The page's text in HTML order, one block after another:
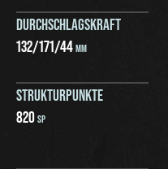
DURCHSCHLAGSKRAFT
132/171/44MM
STRUKTURPUNKTE
820SP